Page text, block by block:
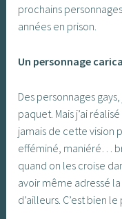
prochains
années en prison.
Un personnage
Des personnages
paquet. Mais j’ai
jamais de cette vision
efféminé, maniéré…
quand on les croise
avoir même adressé
d’ailleurs. C’est bien